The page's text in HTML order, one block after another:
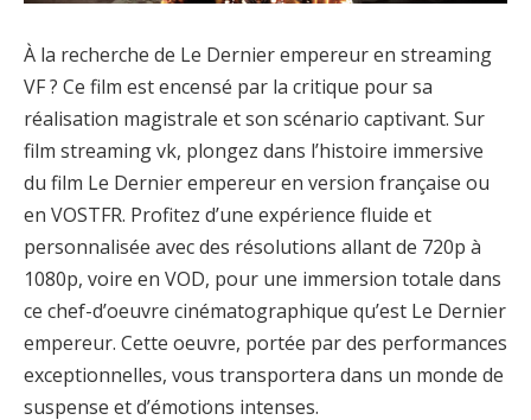
À la recherche de Le Dernier empereur en streaming
VF ? Ce film est encensé par la critique pour sa
réalisation magistrale et son scénario captivant. Sur
film streaming vk, plongez dans l’histoire immersive
du film Le Dernier empereur en version française ou
en VOSTFR. Profitez d’une expérience fluide et
personnalisée avec des résolutions allant de 720p à
1080p, voire en VOD, pour une immersion totale dans
ce chef-d’oeuvre cinématographique qu’est Le Dernier
empereur. Cette oeuvre, portée par des performances
exceptionnelles, vous transportera dans un monde de
suspense et d’émotions intenses.